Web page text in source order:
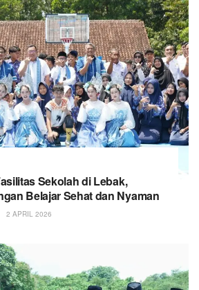
Sekolah di Lebak,
Belajar Sehat dan Nyaman
2 APRIL 2026